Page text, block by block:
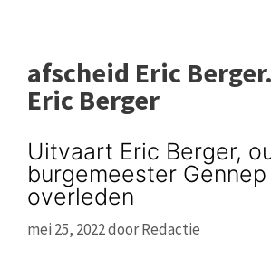
afscheid Eric
Eric Berger
Uitvaart Eric Berger,
burgemeester Gennep
overleden
mei 25, 2022doorRedactie